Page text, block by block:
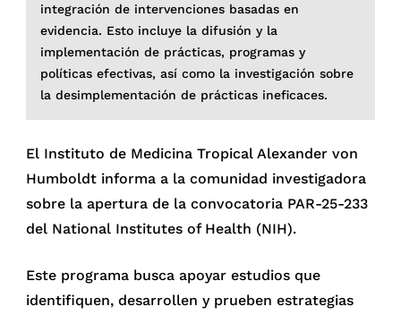
integración de intervenciones basadas en
evidencia. Esto incluye la difusión y la
implementación de prácticas, programas y
políticas efectivas, así como la investigación sobre
la desimplementación de prácticas ineficaces.
El Instituto de Medicina Tropical Alexander von
Humboldt informa a la comunidad investigadora
sobre la apertura de la convocatoria PAR-25-233
del National Institutes of Health (NIH).
Este programa busca apoyar estudios que
identifiquen, desarrollen y prueben estrategias